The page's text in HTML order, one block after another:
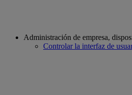
Administración de empresa,
Controlar la interfaz de